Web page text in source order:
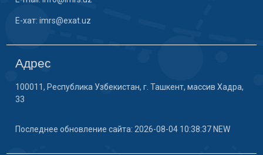
E-хат: imrs@exat.uz
Адрес
100011, Республика Узбекистан, г. Ташкент, массив Хадра,
33
Последнее обновление сайта: 2026-08-04 10:38:37 NEW